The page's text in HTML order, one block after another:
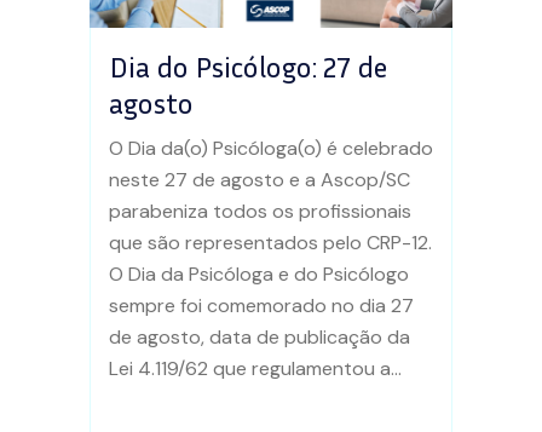
Dia do Psicólogo: 27 de
agosto
O Dia da(o) Psicóloga(o) é celebrado
neste 27 de agosto e a Ascop/SC
parabeniza todos os profissionais
que são representados pelo CRP-12.
O Dia da Psicóloga e do Psicólogo
sempre foi comemorado no dia 27
de agosto, data de publicação da
Lei 4.119/62 que regulamentou a...